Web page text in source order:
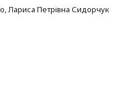
Лариса Петрівна Сидорчук